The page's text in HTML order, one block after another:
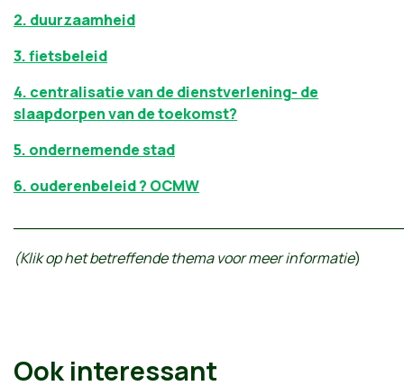
2. duurzaamheid
3. fietsbeleid
4. centralisatie van de dienstverlening- de
slaapdorpen van de toekomst?
5. ondernemende stad
6. ouderenbeleid ? OCMW
(Klik op het betreffende thema voor meer informatie)
Ook interessant